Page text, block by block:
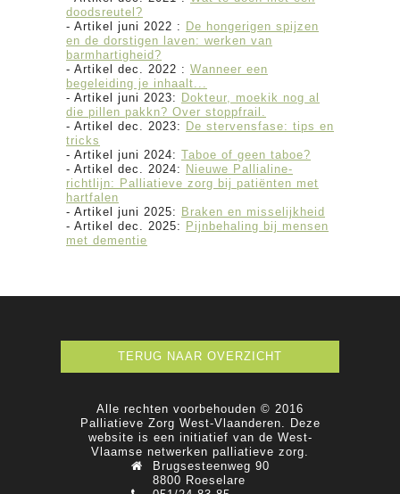
doodsreutel?
- Artikel juni 2022 : De hongerigen spijzen
en de dorstigen laven: werken van
barmhartigheid?
- Artikel dec. 2022 : Wanneer een
begeleiding je inhaalt...
- Artikel juni 2023: Dokteur, moekik nog al
die pillen pakkn? Over stoppfrail.
- Artikel dec. 2023: De stervensfase: tips en
tricks
- Artikel juni 2024: Taboe of geen taboe?
- Artikel dec. 2024: Nieuwe Pallialine-
richtlijn: Palliatieve zorg bij patiënten met
hartfalen
- Artikel juni 2025: Braken en misselijkheid
- Artikel dec. 2025: Pijnbehaling bij mensen
met dementie
TERUG NAAR OVERZICHT
Alle rechten voorbehouden © 2016
Palliatieve Zorg West-Vlaanderen. Deze
website is een initiatief van de West-
Vlaamse netwerken palliatieve zorg.
Brugsesteenweg 90
8800 Roeselare